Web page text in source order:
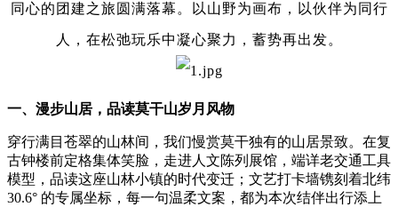
同心的团建之旅圆满落幕。以山野为画布，以伙伴为同行
人，在松弛玩乐中凝心聚力，蓄势再出发。
一、漫步山居，品读莫干山岁月风物
穿行满目苍翠的山林间，我们慢赏莫干独有的山居景致。在复
古钟楼前定格集体笑脸，走进人文陈列展馆，端详老交通工具
模型，品读这座山林小镇的时代变迁；文艺打卡墙镌刻着北纬
30.6° 的专属坐标，每一句温柔文案，都为本次结伴出行添上